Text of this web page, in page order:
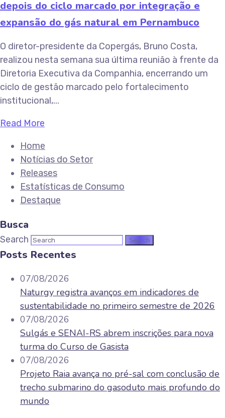
depois do ciclo marcado por integração e
expansão do gás natural em Pernambuco
O diretor-presidente da Copergás, Bruno Costa,
realizou nesta semana sua última reunião à frente da
Diretoria Executiva da Companhia, encerrando um
ciclo de gestão marcado pelo fortalecimento
institucional,...
Read More
Home
Notícias do Setor
Releases
Estatísticas de Consumo
Destaque
Busca
Search
Posts Recentes
07/08/2026
Naturgy registra avanços em indicadores de
sustentabilidade no primeiro semestre de 2026
07/08/2026
Sulgás e SENAI-RS abrem inscrições para nova
turma do Curso de Gasista
07/08/2026
Projeto Raia avança no pré-sal com conclusão de
trecho submarino do gasoduto mais profundo do
mundo